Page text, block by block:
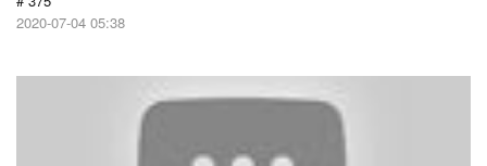
2020-07-04 05:38